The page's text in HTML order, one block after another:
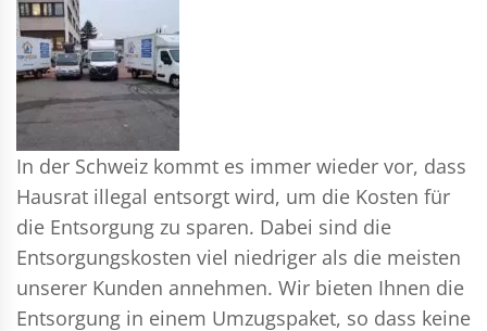
In der Schweiz kommt es immer wieder vor, dass
Hausrat illegal entsorgt wird, um die Kosten für
die Entsorgung zu sparen. Dabei sind die
Entsorgungskosten viel niedriger als die meisten
unserer Kunden annehmen. Wir bieten Ihnen die
Entsorgung in einem Umzugspaket, so dass keine